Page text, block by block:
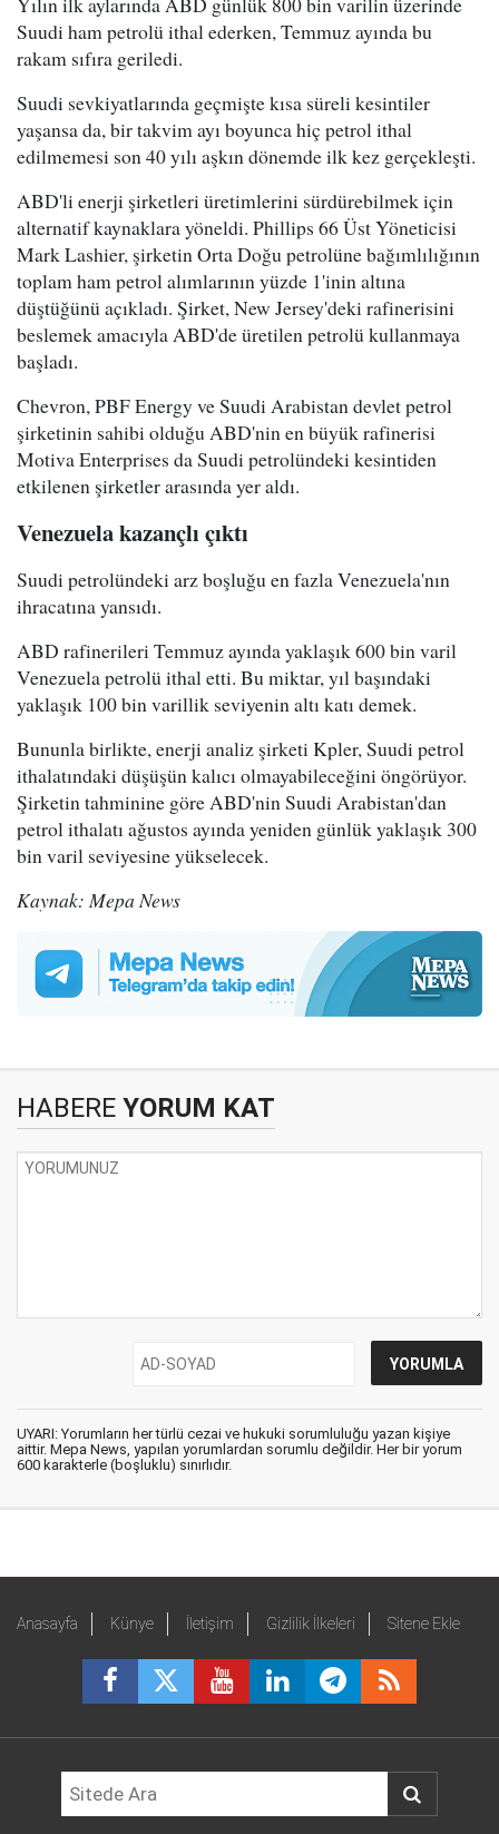
Suudi ham petrolü ithal ederken, Temmuz ayında bu
rakam sıfıra geriledi.
Suudi sevkiyatlarında geçmişte kısa süreli kesintiler
yaşansa da, bir takvim ayı boyunca hiç petrol ithal
edilmemesi son 40 yılı aşkın dönemde ilk kez gerçekleşti.
ABD'li enerji şirketleri üretimlerini sürdürebilmek için
alternatif kaynaklara yöneldi. Phillips 66 Üst Yöneticisi
Mark Lashier, şirketin Orta Doğu petrolüne bağımlılığının
toplam ham petrol alımlarının yüzde 1'inin altına
düştüğünü açıkladı. Şirket, New Jersey'deki rafinerisini
beslemek amacıyla ABD'de üretilen petrolü kullanmaya
başladı.
Chevron, PBF Energy ve Suudi Arabistan devlet petrol
şirketinin sahibi olduğu ABD'nin en büyük rafinerisi
Motiva Enterprises da Suudi petrolündeki kesintiden
etkilenen şirketler arasında yer aldı.
Venezuela kazançlı çıktı
Suudi petrolündeki arz boşluğu en fazla Venezuela'nın
ihracatına yansıdı.
ABD rafinerileri Temmuz ayında yaklaşık 600 bin varil
Venezuela petrolü ithal etti. Bu miktar, yıl başındaki
yaklaşık 100 bin varillik seviyenin altı katı demek.
Bununla birlikte, enerji analiz şirketi Kpler, Suudi petrol
ithalatındaki düşüşün kalıcı olmayabileceğini öngörüyor.
Şirketin tahminine göre ABD'nin Suudi Arabistan'dan
petrol ithalatı ağustos ayında yeniden günlük yaklaşık 300
bin varil seviyesine yükselecek.
Kaynak: Mepa News
HABERE YORUM KAT
UYARI: Yorumların her türlü cezai ve hukuki sorumluluğu yazan kişiye
aittir. Mepa News, yapılan yorumlardan sorumlu değildir. Her bir yorum
600 karakterle (boşluklu) sınırlıdır.
Anasayfa Künye İletişim Gizlilik İlkeleri Sitene Ekle